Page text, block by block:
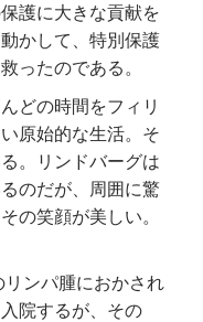
護に大きな貢献を
かして、特別保護
ったのである。
どの時間をフィリ
原始的な生活。そ
。リンドバーグは
のだが、周囲に驚
の笑顔が美しい。
ンパ腫におかされ
院するが、その